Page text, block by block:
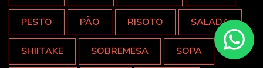
PESTO PÃO RISOTO SALADA
SHIITAKE SOBREMESA SOPA